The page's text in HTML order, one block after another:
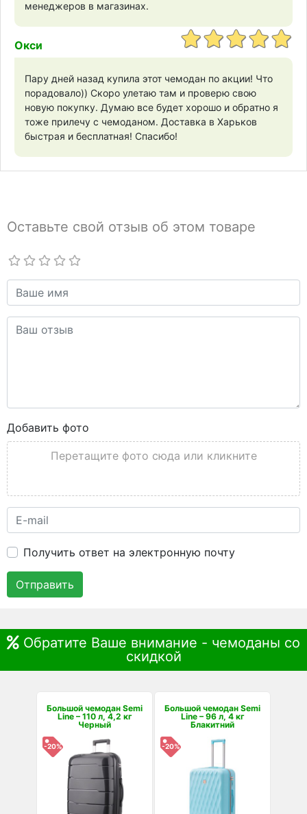
менеджеров в магазинах.
Окси
Пару дней назад купила этот чемодан по акции! Что
порадовало)) Скоро улетаю там и проверю свою
новую покупку. Думаю все будет хорошо и обратно я
тоже прилечу с чемоданом. Доставка в Харьков
быстрая и бесплатная! Спасибо!
Оставьте свой отзыв об этом товаре
Добавить фото
Перетащите фото сюда или кликните
Получить ответ на электронную почту
Отправить
Обратите Ваше внимание - чемоданы со
скидкой
Большой чемодан Semi
Line – 110 л, 4,2 кг
Черный
-20%
Большой чемодан Semi
Line – 96 л, 4 кг
Блакитний
-20%